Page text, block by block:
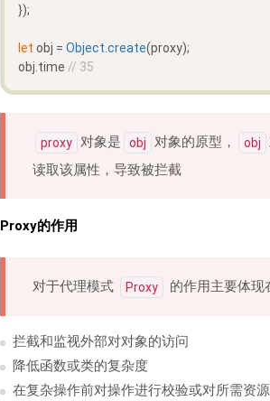
});
let obj = Object create(proxy);
obj. time // 35
proxy 对象是 obj 对象的原型， obj
读取该属性，导致被拦截
Proxy的作用
对于代理模式 Proxy 的作用主要体现
拦截和监视外部对对象的访问
降低函数或类的复杂度
在复杂操作前对操作进行校验或对所需资